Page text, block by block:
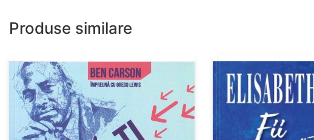
Produse similare